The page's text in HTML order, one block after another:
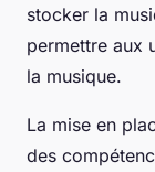
stocker la
permettre aux
la musique.
La mise en
des